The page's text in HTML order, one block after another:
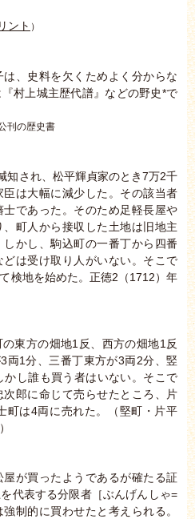
ント ）
、史料を欠くためよく分からな
村上城主歴代譜』などの野史*で
刊の歴史書
知され、松平輝貞家のとき7万2千
は大幅に減少した。その該当者
であった。そのため足軽長屋や
町人から接収した土地は旧地主
かし、駒込町の一番丁から四番
は受け取り人がいない。そこで
検地を始めた。正徳2（1712）年
東方の畑地1反、西方の畑地1反
両1分、三番丁東方が3両2分、竪
し誰も買う者はいない。そこで
郎に命じて売らせたところ、片
町は4両に売れた。（堅町・片平
が買ったようであるが確たる証
代表する分限者［ぶんげんしゃ=
制的に買わせたと考えられる。